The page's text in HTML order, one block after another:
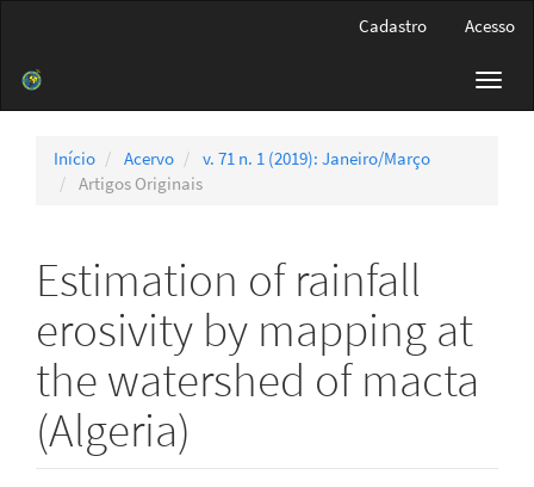
Barra
Cadastro Acesso
Início Acervo
v. 71 n. 1 (2019): Janeiro/Março
Artigos Originais
Estimation of rainfall
erosivity by mapping at
the watershed of macta
(Algeria)